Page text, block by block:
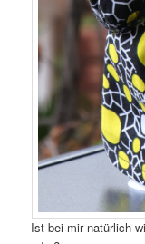
Ist bei mir natürlich